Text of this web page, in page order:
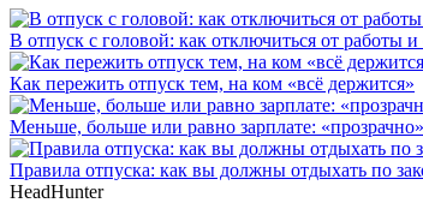
В отпуск с головой: как отключиться от работы
Как пережить отпуск тем, на ком «всё держится»
Меньше, больше или равно зарплате:
Правила отпуска: как вы должны отдыхать по
HeadHunter